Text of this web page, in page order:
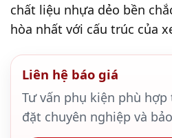
chất liệu nhựa dẻo bền
hòa nhất với cấu trúc của
Liên hệ báo giá
Tư vấn phụ kiện phù
đặt chuyên nghiệp và